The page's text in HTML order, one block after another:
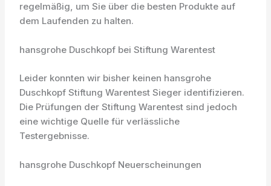
regelmäßig, um Sie über die besten Produkte auf
dem Laufenden zu halten.
hansgrohe Duschkopf bei Stiftung Warentest
Leider konnten wir bisher keinen hansgrohe
Duschkopf Stiftung Warentest Sieger identifizieren.
Die Prüfungen der Stiftung Warentest sind jedoch
eine wichtige Quelle für verlässliche
Testergebnisse.
hansgrohe Duschkopf Neuerscheinungen